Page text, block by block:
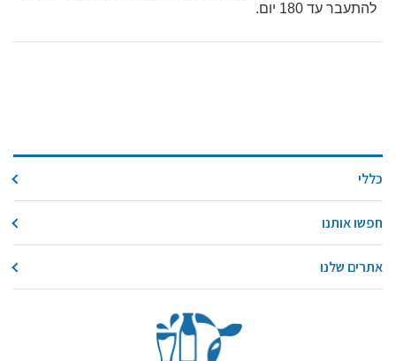
להתעבר עד 180 יום.
כללי
חפשו אותנו
אתרים שלנו